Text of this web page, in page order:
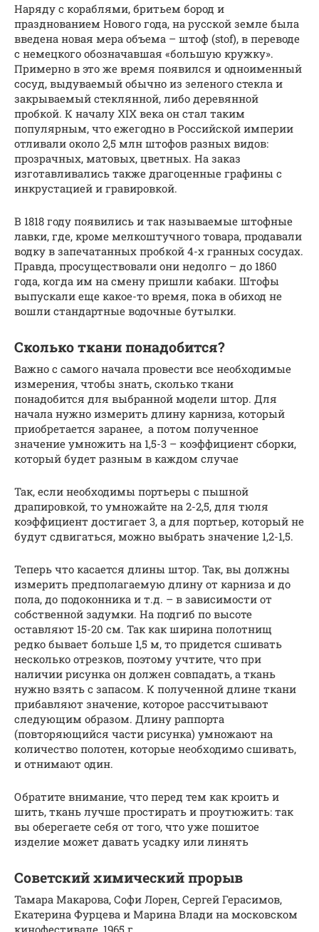
Наряду с кораблями, бритьем бород и
празднованием Нового года, на русской земле была
введена новая мера объема – штоф (stof), в переводе
с немецкого обозначавшая «большую кружку».
Примерно в это же время появился и одноименный
сосуд, выдуваемый обычно из зеленого стекла и
закрываемый стеклянной, либо деревянной
пробкой. К началу XIX века он стал таким
популярным, что ежегодно в Российской империи
отливали около 2,5 млн штофов разных видов:
прозрачных, матовых, цветных. На заказ
изготавливались также драгоценные графины с
инкрустацией и гравировкой.
В 1818 году появились и так называемые штофные
лавки, где, кроме мелкоштучного товара, продавали
водку в запечатанных пробкой 4-х гранных сосудах.
Правда, просуществовали они недолго – до 1860
года, когда им на смену пришли кабаки. Штофы
выпускали еще какое-то время, пока в обиход не
вошли стандартные водочные бутылки.
Сколько ткани понадобится?
Важно с самого начала провести все необходимые
измерения, чтобы знать, сколько ткани
понадобится для выбранной модели штор. Для
начала нужно измерить длину карниза, который
приобретается заранее, а потом полученное
значение умножить на 1,5-3 – коэффициент сборки,
который будет разным в каждом случае
Так, если необходимы портьеры с пышной
драпировкой, то умножайте на 2-2,5, для тюля
коэффициент достигает 3, а для портьер, который не
будут сдвигаться, можно выбрать значение 1,2-1,5.
Теперь что касается длины штор. Так, вы должны
измерить предполагаемую длину от карниза и до
пола, до подоконника и т.д. – в зависимости от
собственной задумки. На подгиб по высоте
оставляют 15-20 см. Так как ширина полотнищ
редко бывает больше 1,5 м, то придется сшивать
несколько отрезков, поэтому учтите, что при
наличии рисунка он должен совпадать, а ткань
нужно взять с запасом. К полученной длине ткани
прибавляют значение, которое рассчитывают
следующим образом. Длину раппорта
(повторяющийся части рисунка) умножают на
количество полотен, которые необходимо сшивать,
и отнимают один.
Обратите внимание, что перед тем как кроить и
шить, ткань лучше простирать и проутюжить: так
вы оберегаете себя от того, что уже пошитое
изделие может давать усадку или линять
Советский химический прорыв
Тамара Макарова, Софи Лорен, Сергей Герасимов,
Екатерина Фурцева и Марина Влади на московском
кинофестивале, 1965 г.